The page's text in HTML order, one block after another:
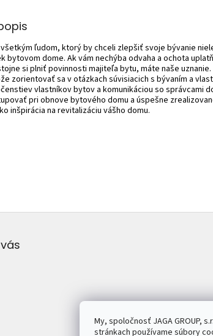
My, spoločnosť JAGA GROUP,
stránkach používame súbory
ľudom, ktorý by chceli zlepšiť svoje bývanie
bytovom dome. Ak vám nechýba odvaha a ochota
si plniť povinnosti majiteľa bytu, máte naše
zorientovať sa v otázkach súvisiacich s bývaním a
vlastníkov bytov a komunikáciou so správcami
pri obnove bytového domu a úspešne
inšpirácia na revitalizáciu vášho domu.